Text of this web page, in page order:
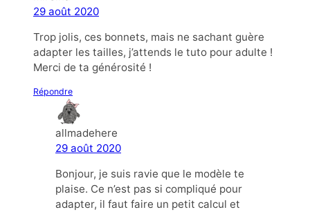
29 août 2020
Trop jolis, ces bonnets, mais ne sachant guère
adapter les tailles, j’attends le tuto pour adulte !
Merci de ta générosité !
Répondre
allmadehere
29 août 2020
Bonjour, je suis ravie que le modèle te
plaise. Ce n’est pas si compliqué pour
adapter, il faut faire un petit calcul et